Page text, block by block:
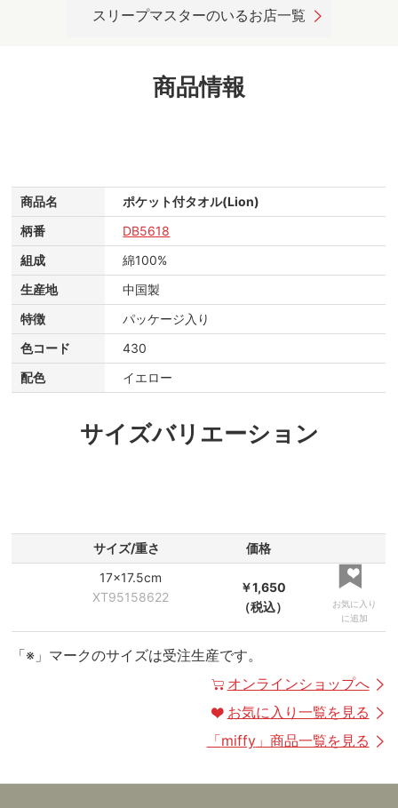
スリープマスターのいるお店一覧
商品情報
商品名
ポケット付タオル(Lion)
柄番
DB5618
組成
綿100%
生産地
中国製
特徴
パッケージ入り
色コード
430
配色
イエロー
サイズバリエーション
サイズ/重さ
価格
17×17.5cm
XT95158622
￥1,650
（税込）
お気に入り
に追加
「※」マークのサイズは受注生産です。
オンラインショップへ
お気に入り一覧を見る
「miffy」商品一覧を見る